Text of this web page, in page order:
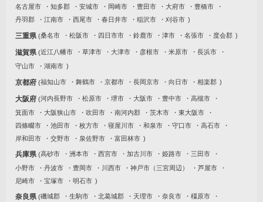
名古屋市
知多郡 安城市 岡崎市 豊田市 大府市
豊橋市
丹羽郡
江南市 西尾市 春日井市 稲沢市 刈谷市
三重県 桑名市 松阪市 四日市市 鈴鹿市 津市 名張市 度会郡
滋賀県 近江八幡市 草津市 大津市 彦根市 米原市
長浜市
守山市
湖南市
京都府 福知山市 舞鶴市 京都市 長岡京市 向日市 相楽郡
大阪府 河内長野市 松原市 堺市 大阪市 豊中市
高槻市
箕面市
大阪狭山市 吹田市 南河内郡 茨木市
東大阪市
四條畷市
池田市 枚方市 寝屋川市 和泉市 守口市
高石市
岸和田市
交野市 泉佐野市 富田林市
兵庫県 高砂市 洲本市 西宮市 加古川市 姫路市
三田市
小野市
丹波市 豊岡市 川西市 神戸市（三宮周辺）
芦屋市
尼崎市
宝塚市 明石市
奈良県 磯城郡 生駒市 北葛城郡 天理市 奈良市
橿原市